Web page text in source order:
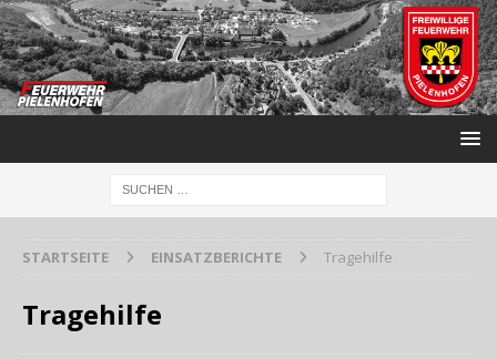
STARTSEITE EINSATZBERICHTE Tragehilfe
Tragehilfe